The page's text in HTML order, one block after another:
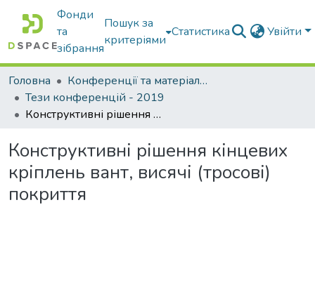
Фонди
та
зібрання
Пошук за
критеріями
Статистика Увійти
Головна
Конференції та матеріали конференцій
Тези конференцій - 2019
Конструктивні рішення кінцевих кріплень вант, висячі (тросові) покриття
Конструктивні рішення кінцевих
кріплень вант, висячі (тросові)
покриття